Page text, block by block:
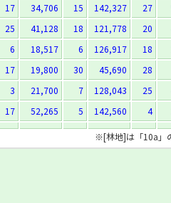
17 34,706 15 142,327 27
25 41,128 18 121,778 20
6 18,517 6 126,917 18
17 19,800 30 45,690 28
3 21,700 7 128,043 25
17 52,265 5 142,560 4
※[林地]は「10a」